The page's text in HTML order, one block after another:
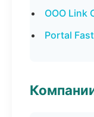
ООО Link
Portal